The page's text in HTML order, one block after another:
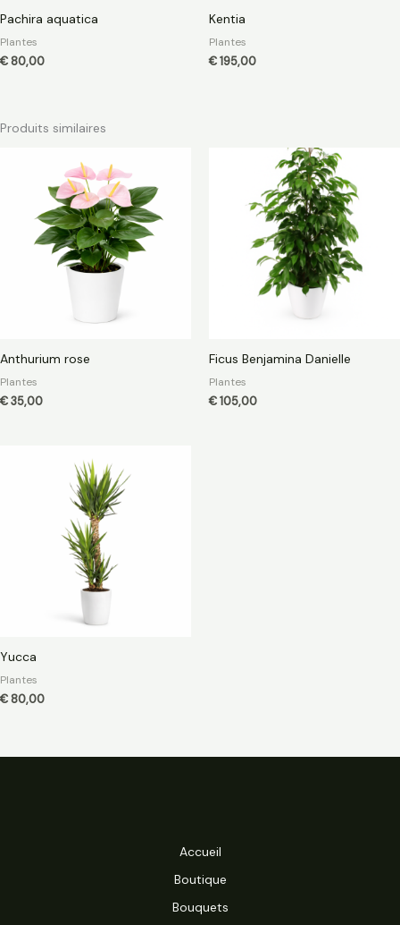
Pachira aquatica
Plantes
€80,00
Kentia
Plantes
€195,00
Produits similaires
Anthurium rose
Plantes
€35,00
Ficus Benjamina Danielle
Plantes
€105,00
Yucca
Plantes
€80,00
Accueil
Boutique
Bouquets